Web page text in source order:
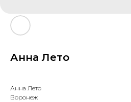
Анна Лето
Анна Лето
Воронеж